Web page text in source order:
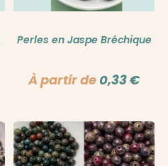
Perles en Jaspe Bréchique
À partir de 0,33€